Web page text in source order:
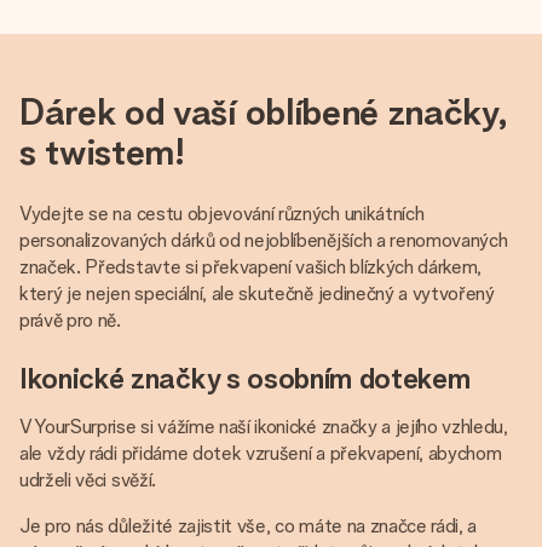
Dárek od vaší oblíbené značky,
s twistem!
Vydejte se na cestu objevování různých unikátních
personalizovaných dárků od nejoblíbenějších a renomovaných
značek. Představte si překvapení vašich blízkých dárkem,
který je nejen speciální, ale skutečně jedinečný a vytvořený
právě pro ně.
Ikonické značky s osobním dotekem
V YourSurprise si vážíme naší ikonické značky a jejího vzhledu,
ale vždy rádi přidáme dotek vzrušení a překvapení, abychom
udrželi věci svěží.
Je pro nás důležité zajistit vše, co máte na značce rádi, a